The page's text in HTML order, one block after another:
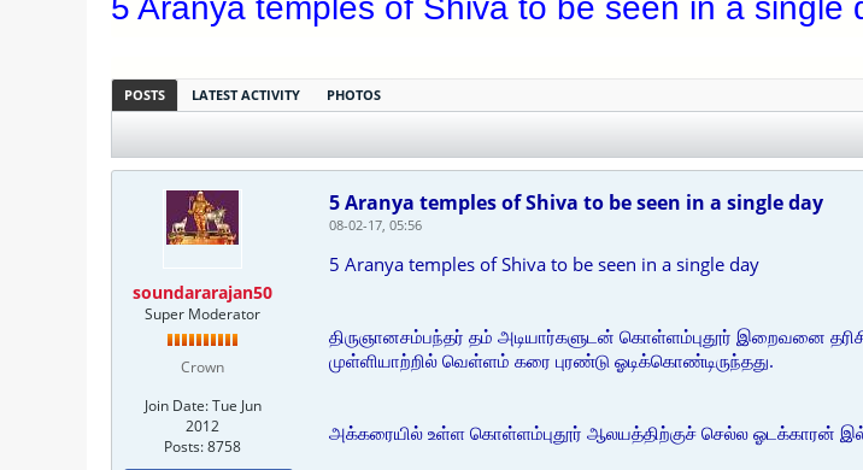
5 Aranya temples of Shiva to be seen in a single
POSTS LATEST ACTIVITY PHOTOS
soundararajan50
Super Moderator
Crown
Join Date: Tue Jun
2012
Posts:8758
5 Aranya temples of Shiva to be seen in a single day
08-02-17, 05:56
5 Aranya temples of Shiva to be seen in a single day
திருஞானசம்பந்தர் தம் அடியார்களுடன் கொள்ளம்புதூர் இறைவனை
முள்ளியாற்றில் வெள்ளம் கரை புரண்டு ஓடிக்கொண்டிருந்தது.
அக்கரையில் உள்ள கொள்ளம்புதூர் ஆலயத்திற்குச் செல்ல ஓடக்காரன்